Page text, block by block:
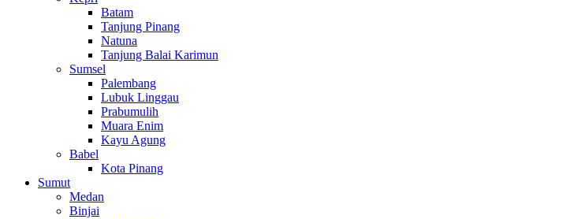
Batam
Tanjung Pinang
Natuna
Tanjung Balai Karimun
Sumsel
Palembang
Lubuk Linggau
Prabumulih
Muara Enim
Kayu Agung
Babel
Kota Pinang
Sumut
Medan
Binjai